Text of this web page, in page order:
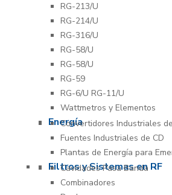
RG-213/U
RG-214/U
RG-316/U
RG-58/U
RG-58/U
RG-59
RG-6/U RG-11/U
Wattmetros y Elementos
Energía
Convertidores Industriales
Fuentes Industriales de CD
Plantas de Energía para
Filtros y Sistemas en RF
Cavidades Pasa Banda
Combinadores